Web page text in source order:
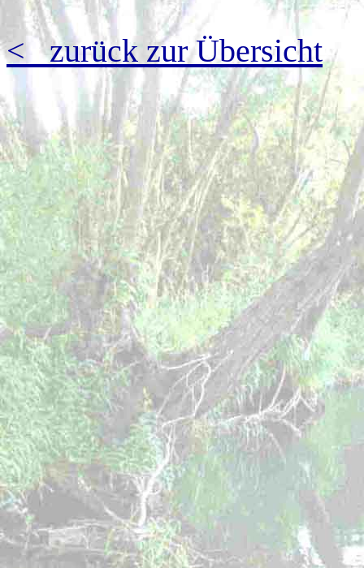
< zurück zur Übersicht